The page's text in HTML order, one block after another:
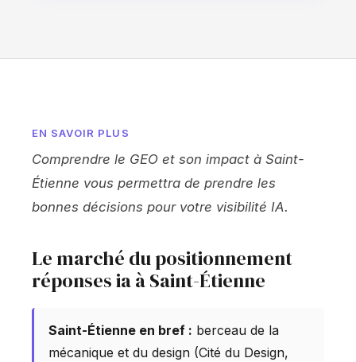
EN SAVOIR PLUS
Comprendre le GEO et son impact à Saint-
Étienne vous permettra de prendre les
bonnes décisions pour votre visibilité IA.
Le marché du positionnement
réponses ia à Saint-Étienne
Saint-Étienne en bref : berceau de la
mécanique et du design (Cité du Design,